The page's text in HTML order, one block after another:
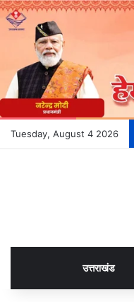
Tuesday, August 4 2026
उत्तराखंड